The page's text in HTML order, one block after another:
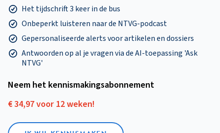
Het tijdschrift 3 keer in de bus
Onbeperkt luisteren naar de NTVG-podcast
Gepersonaliseerde alerts voor artikelen en dossiers
Antwoorden op al je vragen via de AI-toepassing 'Ask
NTVG'
Neem het kennismakings­abonnement
€ 34,97 voor 12 weken!